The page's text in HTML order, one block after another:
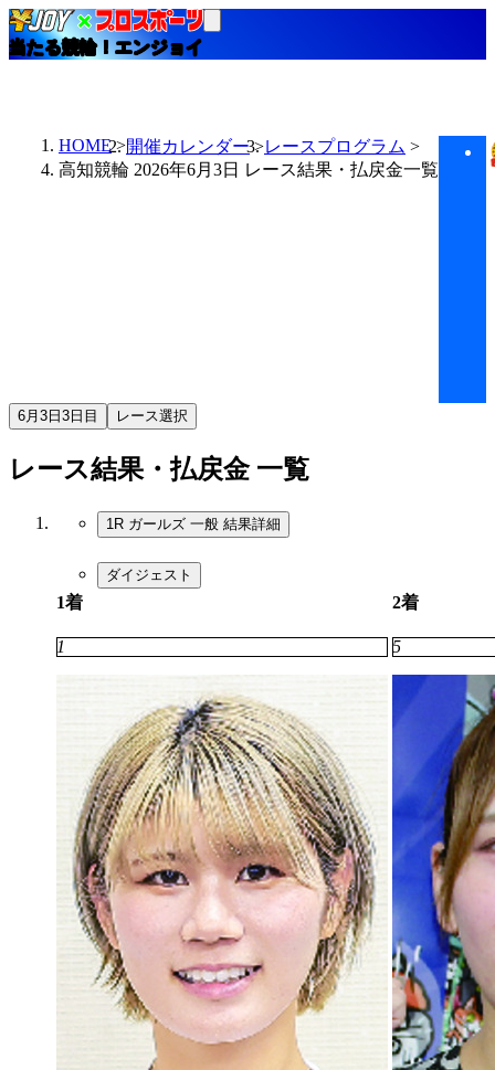
当たる競輪！エンジョイ
HOME 開催カレンダー
レースプログラム
高知競輪 2026年6月3日 レース結果・払戻金一覧
6月3日 3日目 レース選択
レース結果・払戻金 一覧
1R ガールズ 一般 結果詳細
ダイジェスト
1着 2着
1 5